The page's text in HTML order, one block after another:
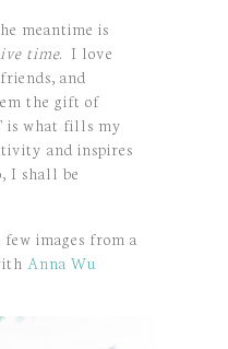
meantime is
time. I love
and
the gift of
is what fills my
and inspires
I shall be
images from a
Anna Wu